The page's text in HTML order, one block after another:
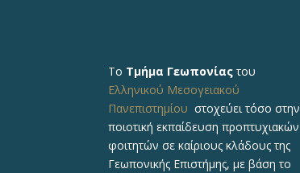
Το Τμήμα Γεωπονίαςτου
Ελληνικού Μεσογειακού
Πανεπιστημίου στοχεύει τόσο στην
ποιοτική εκπαίδευση προπτυχιακών
φοιτητών σε καίριους κλάδους της
Γεωπονικής Επιστήμης, με βάση το